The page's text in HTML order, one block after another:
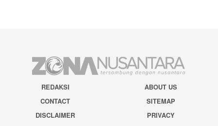
REDAKSI
ABOUT US
CONTACT
SITEMAP
DISCLAIMER
PRIVACY